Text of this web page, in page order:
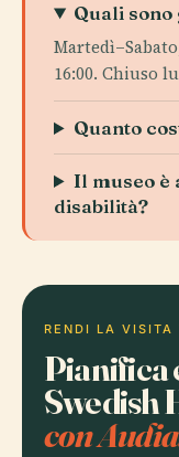
Quali
16:00. Chiuso
Quanto
Il museo è
disabilità?
RENDI LA VISITA
Pianifica
Swedish
con